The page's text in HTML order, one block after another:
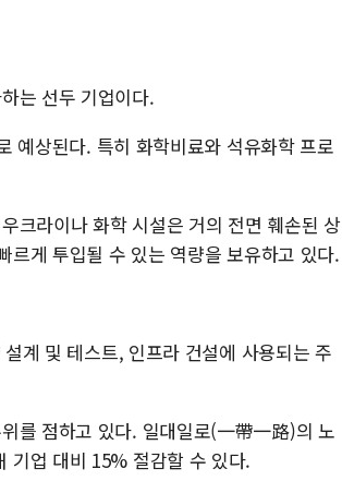
는 선두 기업이다.
예상된다. 특히 화학비료와 석유화학 프로
크라이나 화학 시설은 거의 전면 훼손된 상
르게 투입될 수 있는 역량을 보유하고 있다.
계 및 테스트, 인프라 건설에 사용되는 주
를 점하고 있다. 일대일로(一帶一路)의 노
기업 대비 15% 절감할 수 있다.